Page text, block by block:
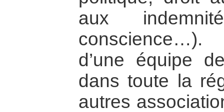
aux
d’une équipe
dans toute la
autres